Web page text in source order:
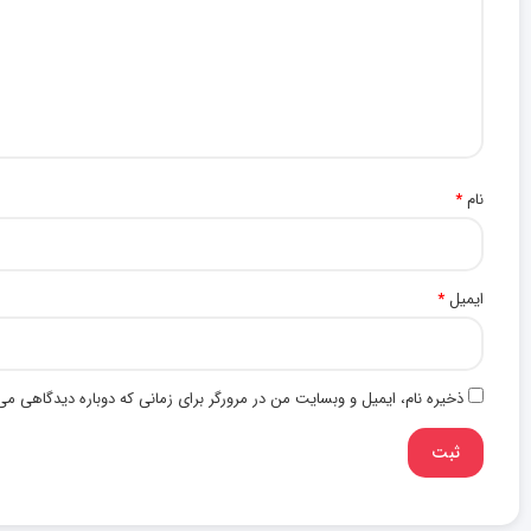
نام*
ایمیل*
ذخیره نام، ایمیل و وبسایت من در مرورگر برای زمانی که دوباره دیدگاهی